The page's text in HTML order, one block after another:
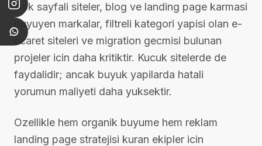
Cok sayfali siteler, blog ve landing page karmasi
buyuyen markalar, filtreli kategori yapisi olan e-
ticaret siteleri ve migration gecmisi bulunan
projeler icin daha kritiktir. Kucuk sitelerde de
faydalidir; ancak buyuk yapilarda hatali
yorumun maliyeti daha yuksektir.
Ozellikle hem organik buyume hem reklam
landing page stratejisi kuran ekipler icin